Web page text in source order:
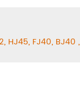
FJ40, BJ40 ,